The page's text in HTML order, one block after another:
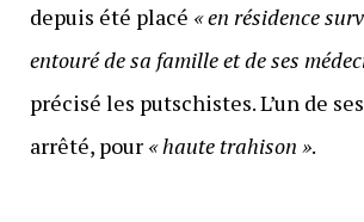
depuis été placé « en résidence
entouré de sa famille et de ses
précisé les putschistes. L’un de
arrêté, pour « haute trahison ».